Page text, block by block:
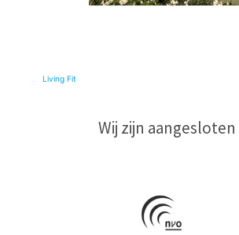
Living Fit
Wij zijn aangesloten